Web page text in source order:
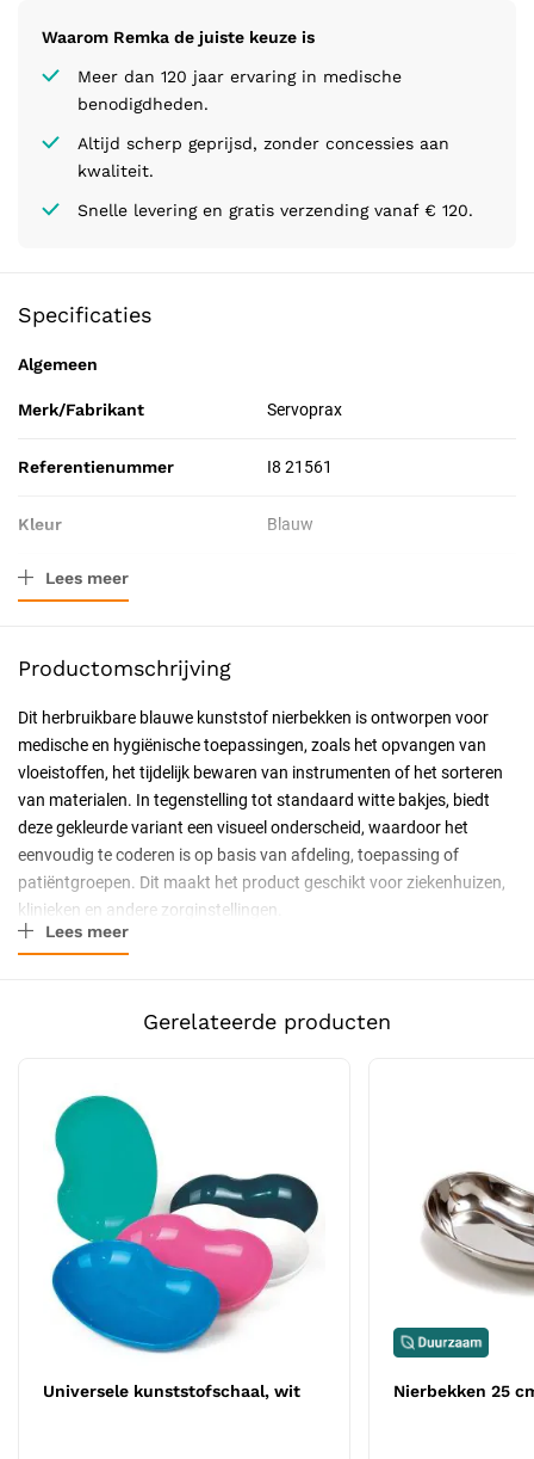
Waarom Remka de juiste keuze is
Meer dan 120 jaar ervaring in medische
benodigdheden.
Altijd scherp geprijsd, zonder concessies aan
kwaliteit.
Snelle levering en gratis verzending vanaf € 120.
Specificaties
Algemeen
Merk/Fabrikant Servoprax
Referentienummer I8 21561
Kleur Blauw
Materiaal
Resorbeerbaar (hechtdraad) Nee
Geschiktheid
Herbruikbaar, Steriliseerbaar,
Professioneel, Particulier,
Latexvrij
Uitvoering
Medische instrumenten
Lees meer
Productomschrijving
Dit herbruikbare blauwe kunststof nierbekken is ontworpen voor
medische en hygiënische toepassingen, zoals het opvangen van
vloeistoffen, het tijdelijk bewaren van instrumenten of het sorteren
van materialen. In tegenstelling tot standaard witte bakjes, biedt
deze gekleurde variant een visueel onderscheid, waardoor het
eenvoudig te coderen is op basis van afdeling, toepassing of
patiëntgroepen. Dit maakt het product geschikt voor ziekenhuizen,
klinieken en andere zorginstellingen.
Belangrijkste kenmerken
Waterbestendig en geschikt voor medische toepassingen.
Blauwe kleur, geschikt voor kleurcodering per afdeling of
toepassing.
Afmetingen: ca. 235 x 140 x 30 mm.
Beschikbaar in meerdere kleuren.
Gebruik en toepassingen
Dit nierbekken is een essentieel hulpmiddel binnen de medische
sector en wordt vaak gebruikt in ziekenhuizen, zorginstellingen en
huisartsenpraktijken. Het is geschikt voor het opvangen van
vloeistoffen, het tijdelijk plaatsen van medische instrumenten of het
sorteren van materialen. Dankzij het stevige kunststof lekt het niet
Lees meer
Gerelateerde producten
Universele kunststofschaal, wit Nierbekken 25